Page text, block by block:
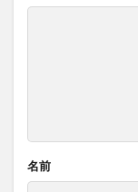
名前